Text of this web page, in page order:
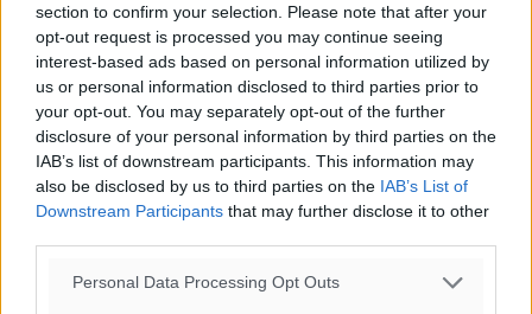
section to confirm your selection. Please note that after your
opt-out request is processed you may continue seeing
interest-based ads based on personal information utilized by
us or personal information disclosed to third parties prior to
your opt-out. You may separately opt-out of the further
disclosure of your personal information by third parties on the
IAB’s list of downstream participants. This information may
also be disclosed by us to third parties on the IAB’s List of
Downstream Participants that may further disclose it to other
Personal Data Processing Opt Outs
Τριήμερο εξόδου: Πάνω από 129.000 επιβάτες
αναχωρούν από Πειραιά, Ραφήνα και Λαύριο
Ειδήσεις• πριν 5 ώρες
Τι αλλάζει το χωροταξικό στις τουριστικές επενδύσεις
Τοπικές Ειδήσεις πριν 5 ώρες